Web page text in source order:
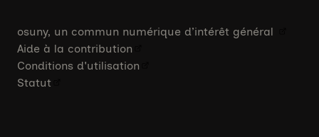
osuny, un commun numérique d’intérêt général
Aide à la contribution
Conditions d'utilisation
Statut